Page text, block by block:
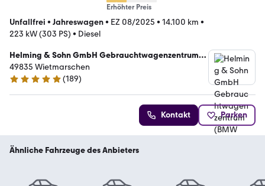
Erhöhter Preis
Unfallfrei • Jahreswagen• EZ 08/2025 • 14.100 km •
223 kW (303 PS) • Diesel
Helming & Sohn GmbH Gebrauchtwagenzentrum
(BMW Vertragshändler)
49835 Wietmarschen
5 Sterne
(189)
Kontakt Parken
Ähnliche Fahrzeuge des Anbieters